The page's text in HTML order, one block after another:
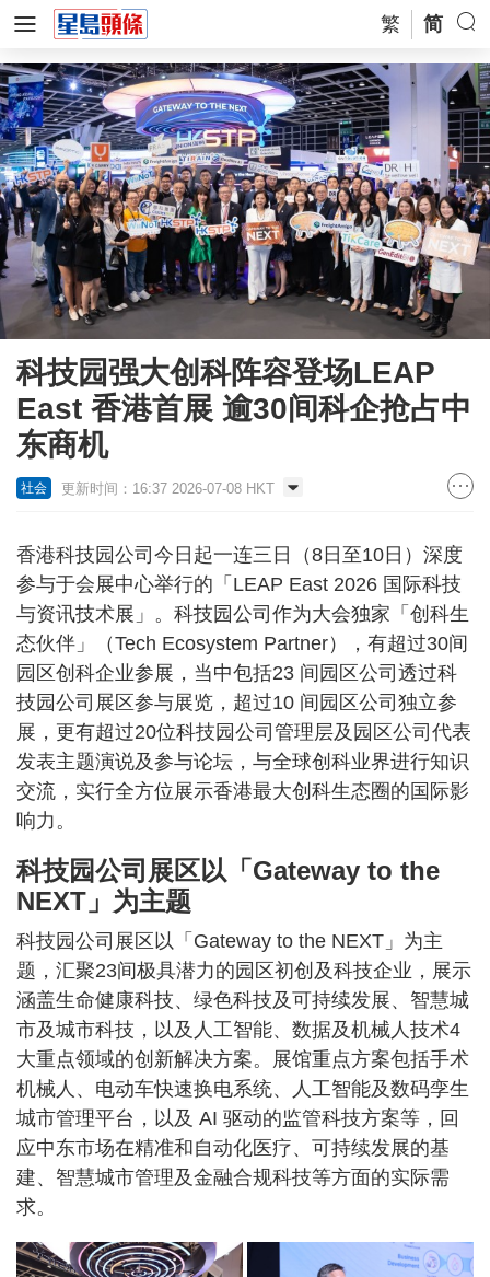
繁 简
科技园强大创科阵容登场LEAP
East 香港首展 逾30间科企抢占中
东商机
社会 更新时间：16:37 2026-07-08 HKT
香港科技园公司今日起一连三日（8日至10日）深度
参与于会展中心举行的「LEAP East 2026 国际科技
与资讯技术展」。科技园公司作为大会独家「创科生
态伙伴」（Tech Ecosystem Partner），有超过30间
园区创科企业参展，当中包括23 间园区公司透过科
技园公司展区参与展览，超过10 间园区公司独立参
展，更有超过20位科技园公司管理层及园区公司代表
发表主题演说及参与论坛，与全球创科业界进行知识
交流，实行全方位展示香港最大创科生态圈的国际影
响力。
科技园公司展区以「Gateway to the
NEXT」为主题
科技园公司展区以「Gateway to the NEXT」为主
题，汇聚23间极具潜力的园区初创及科技企业，展示
涵盖生命健康科技、绿色科技及可持续发展、智慧城
市及城市科技，以及人工智能、数据及机械人技术4
大重点领域的创新解决方案。展馆重点方案包括手术
机械人、电动车快速换电系统、人工智能及数码孪生
城市管理平台，以及 AI 驱动的监管科技方案等，回
应中东市场在精准和自动化医疗、可持续发展的基
建、智慧城市管理及金融合规科技等方面的实际需
求。